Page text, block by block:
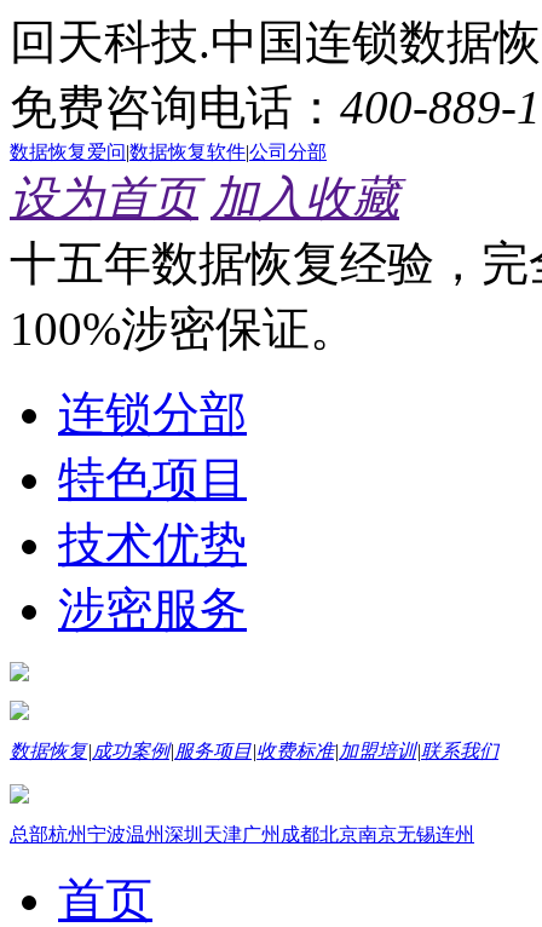
回天科技.中国连锁数据
免费咨询电话： 400-889-
数据恢复爱问|数据恢复软件|公司分部
设为首页 加入收藏
十五年数据恢复经验，
100%涉密保证。
连锁分部
特色项目
技术优势
涉密服务
数据恢复|成功案例|服务项目|收费标准|加盟培训|联系我们
总部杭州宁波温州深圳 天津广州 成都北京南京无锡连州
首页